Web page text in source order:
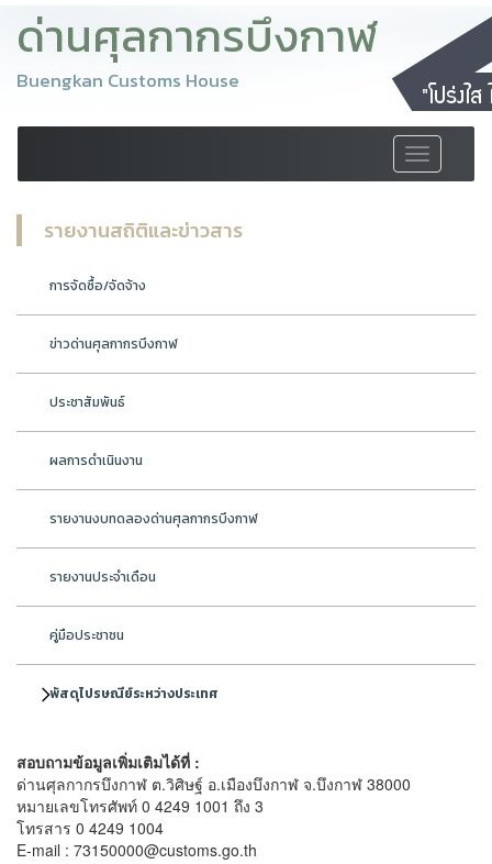
ด่านศุลกากรบึงกาฬ
Buengkan Customs House
Toggle
navigation
รายงานสถิติและข่าวสาร
การจัดซื้อ/จัดจ้าง
ข่าวด่านศุลกากรบึงกาฬ
ประชาสัมพันธ์
ผลการดำเนินงาน
รายงานงบทดลองด่านศุลกากรบึงกาฬ
รายงานประจำเดือน
คู่มือประชาชน
พัสดุไปรษณีย์ระหว่างประเทศ
สอบถามข้อมูลเพิ่มเติมได้ที่ :
ด่านศุลกากรบึงกาฬ ต.วิศิษฐ์ อ.เมืองบึงกาฬ จ.บึงกาฬ 38000
หมายเลขโทรศัพท์ 0 4249 1001 ถึง 3
โทรสาร 0 4249 1004
E-mail : 73150000@customs.go.th